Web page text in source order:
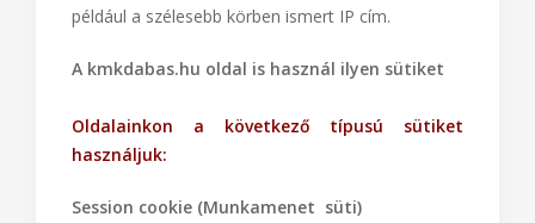
például a szélesebb körben ismert IP cím.
A kmkdabas.hu oldal is használ ilyen sütiket
Oldalainkon a következő típusú sütiket
használjuk:
Session cookie (Munkamenet süti)